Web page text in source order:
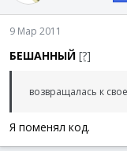
9 Мар 2011
БЕШАННЫЙ [?]
возвращалась к
Я поменял код.